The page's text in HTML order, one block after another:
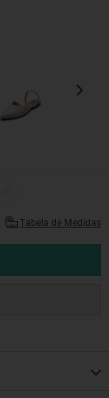
Tabela de Medidas